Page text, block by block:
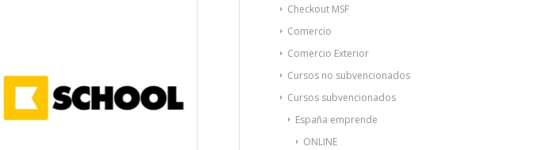
Checkout MSF
Comercio
Comercio Exterior
Cursos no subvencionados
Cursos subvencionados
España emprende
ONLINE